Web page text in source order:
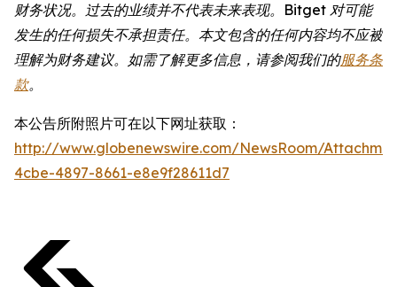
财务状况。过去的业绩并不代表未来表现。Bitget 对可能
发生的任何损失不承担责任。本文包含的任何内容均不应被
理解为财务建议。如需了解更多信息，请参阅我们的服务条
款。
本公告所附照片可在以下网址获取：
http://www.globenewswire.com/NewsRoom/
4cbe-4897-8661-e8e9f28611d7